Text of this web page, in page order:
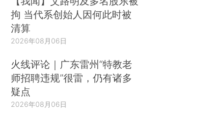
拘 当代系创始人因何此时被
清算
2026年08月06日
火线评论｜广东雷州“特教老
师招聘违规”很雷，仍有诸多
疑点
2026年08月06日